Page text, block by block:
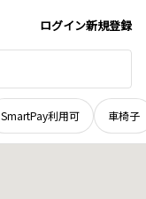
ログイン新規登録
SmartPay利用可 車椅子